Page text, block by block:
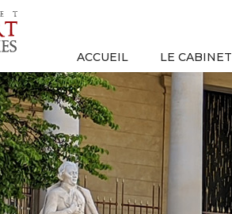
ACCUEIL LE CABINET